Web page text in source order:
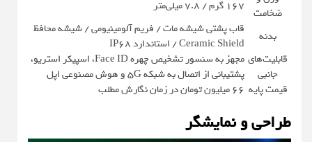
ضخامت
۱۶۷ گرم / ۷.۸ میلی‌متر
بدنه
قاب پشتی شیشه مات / فریم آلومینیومی / شیشه محافظ
Ceramic Shield / استاندارد IP68
قابلیت‌های
جانبی
مجهز به سنسور تشخیص چهره Face ID، اسپیکر استریو،
پشتیبانی از اتصال به شبکه 5G و هوش مصنوعی اپل
قیمت پایه ۶۶ میلیون تومان در زمان نگارش مطلب
طراحی و نمایشگر